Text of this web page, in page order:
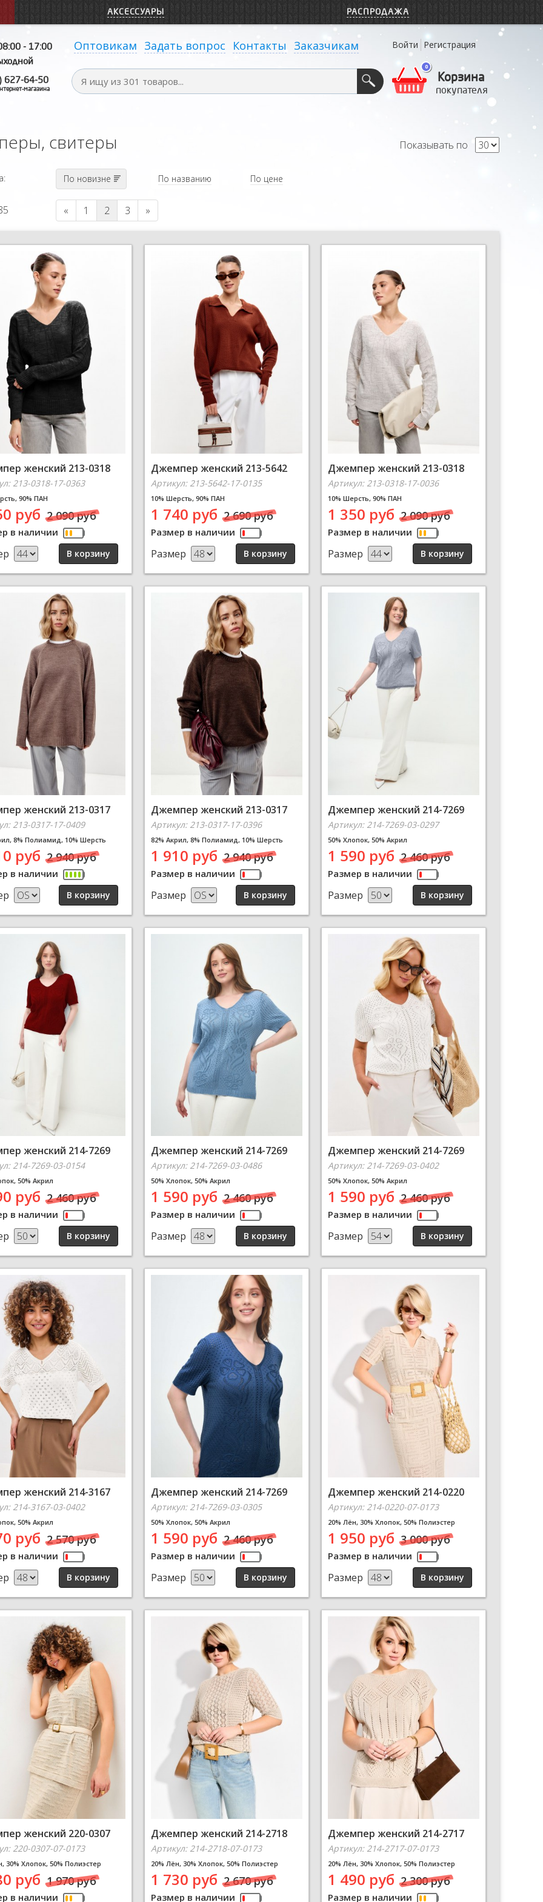
АКСЕССУАРЫ РАСПРОДАЖА
- 17:00
627-64-50
магазина
Оптовикам Задать вопрос Контакты Заказчикам Войти Регистрация
0
Корзина
покупателя
свитеры Показывать по
По новизне По названию По цене
« 1 2 3 »
женский 213-0318
213-0318-17-0363
90% ПАН
руб 2 090 руб
в наличии
Джемпер женский 213-5642
Артикул: 213-5642-17-0135
10% Шерсть, 90% ПАН
1 740 руб 2 690 руб
Размер в наличии
Размер
Джемпер женский 213-0318
Артикул: 213-0318-17-0036
10% Шерсть, 90% ПАН
1 350 руб 2 090 руб
Размер в наличии
Размер
женский 213-0317
213-0317-17-0409
8% Полиамид, 10% Шерсть
руб 2 940 руб
в наличии
Джемпер женский 213-0317
Артикул: 213-0317-17-0396
82% Акрил, 8% Полиамид, 10% Шерсть
1 910 руб 2 940 руб
Размер в наличии
Размер
Джемпер женский 214-7269
Артикул: 214-7269-03-0297
50% Хлопок, 50% Акрил
1 590 руб 2 460 руб
Размер в наличии
Размер
женский 214-7269
214-7269-03-0154
50% Акрил
руб 2 460 руб
в наличии
Джемпер женский 214-7269
Артикул: 214-7269-03-0486
50% Хлопок, 50% Акрил
1 590 руб 2 460 руб
Размер в наличии
Размер
Джемпер женский 214-7269
Артикул: 214-7269-03-0402
50% Хлопок, 50% Акрил
1 590 руб 2 460 руб
Размер в наличии
Размер
женский 214-3167
214-3167-03-0402
50% Акрил
руб 2 570 руб
в наличии
Джемпер женский 214-7269
Артикул: 214-7269-03-0305
50% Хлопок, 50% Акрил
1 590 руб 2 460 руб
Размер в наличии
Размер
Джемпер женский 214-0220
Артикул: 214-0220-07-0173
20% Лён, 30% Хлопок, 50% Полиэстер
1 950 руб 3 000 руб
Размер в наличии
Размер
женский 220-0307
220-0307-07-0173
30% Хлопок, 50% Полиэстер
руб 1 970 руб
в наличии
Джемпер женский 214-2718
Артикул: 214-2718-07-0173
20% Лён, 30% Хлопок, 50% Полиэстер
1 730 руб 2 670 руб
Размер в наличии
Джемпер женский 214-2717
Артикул: 214-2717-07-0173
20% Лён, 30% Хлопок, 50% Полиэстер
1 490 руб 2 300 руб
Размер в наличии